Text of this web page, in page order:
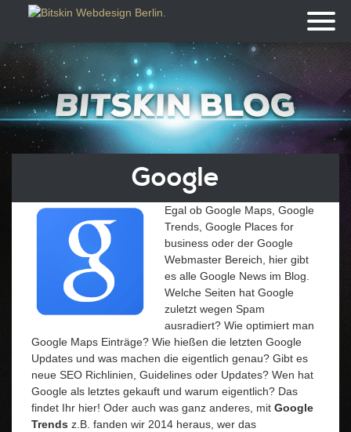
Google
Egal ob Google Maps, Google
Trends, Google Places for
business oder der Google
Webmaster Bereich, hier gibt
es alle Google News im Blog.
Welche Seiten hat Google
zuletzt wegen Spam
ausradiert? Wie optimiert man
Google Maps Einträge? Wie hießen die letzten Google
Updates und was machen die eigentlich genau? Gibt es
neue SEO Richlinien, Guidelines oder Updates? Wen hat
Google als letztes gekauft und warum eigentlich? Das
findet Ihr hier! Oder auch was ganz anderes, mit Google
Trends z.B. fanden wir 2014 heraus, wer das